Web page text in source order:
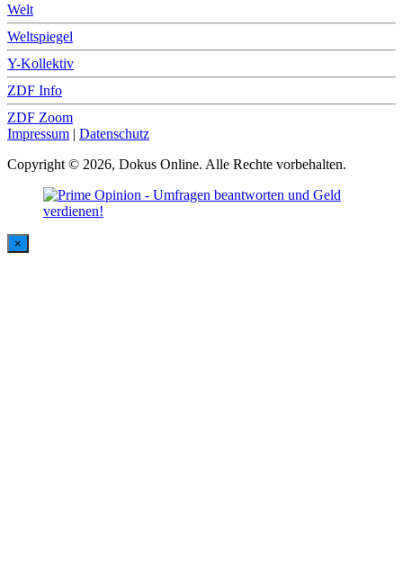
Welt
Weltspiegel
Y-Kollektiv
ZDF Info
ZDF Zoom
Impressum | Datenschutz
Copyright © 2026, Dokus Online. Alle Rechte vorbehalten.
×